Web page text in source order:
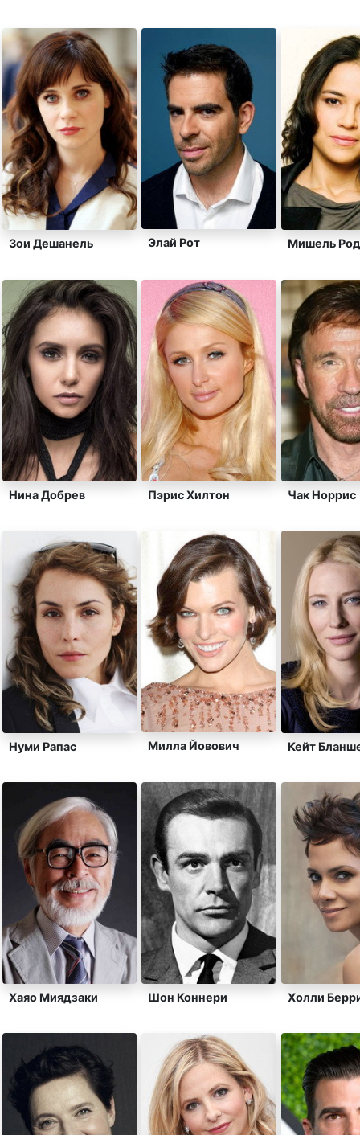
Зои Дешанель Элай Рот Мишель
Нина Добрев Пэрис Хилтон Чак Норрис
Нуми Рапас Милла Йовович Кейт
Хаяо Миядзаки Шон Коннери Холли